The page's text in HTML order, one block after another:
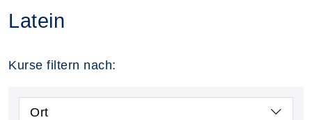
Latein
Kurse filtern nach:
Ort